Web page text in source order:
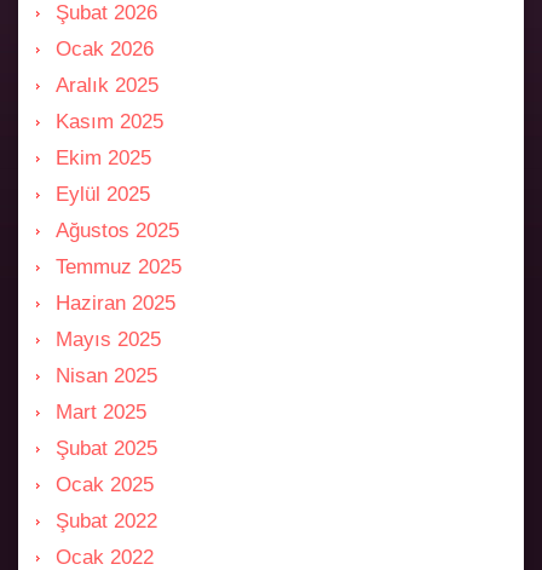
Şubat 2026
Ocak 2026
Aralık 2025
Kasım 2025
Ekim 2025
Eylül 2025
Ağustos 2025
Temmuz 2025
Haziran 2025
Mayıs 2025
Nisan 2025
Mart 2025
Şubat 2025
Ocak 2025
Şubat 2022
Ocak 2022